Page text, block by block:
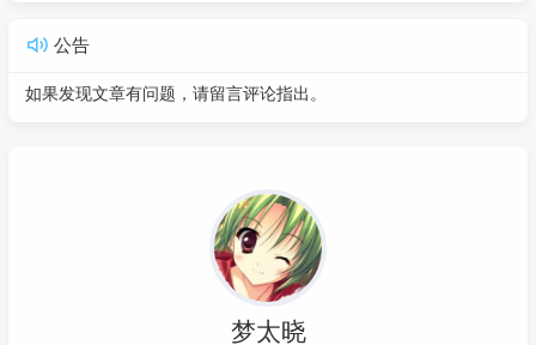
公告
如果发现文章有问题，请留言评论指出。
梦太晓